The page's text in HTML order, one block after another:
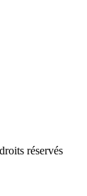
réservés